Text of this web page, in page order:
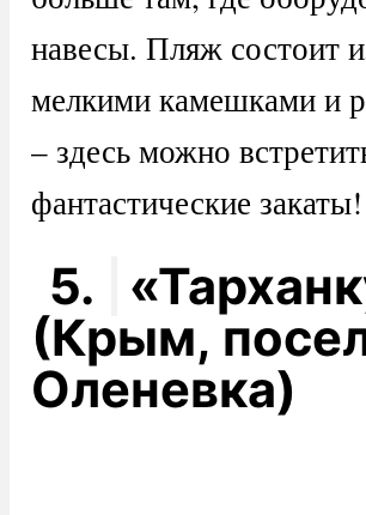
навесы. Пляж состоит
мелкими камешками и
– здесь можно
фантастические закаты!
5.
(Крым,
Оленевка)